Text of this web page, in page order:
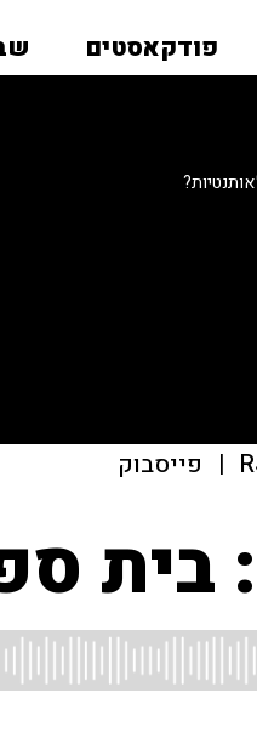
פודקאסטים
| פייסבוק
בית